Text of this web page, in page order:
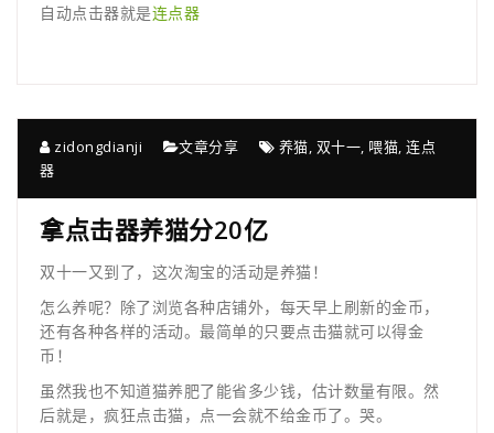
自动点击器就是连点器
zidongdianji 文章分享 养猫, 双十一, 喂猫, 连点
器
拿点击器养猫分20亿
双十一又到了，这次淘宝的活动是养猫！
怎么养呢？除了浏览各种店铺外，每天早上刷新的金币，
还有各种各样的活动。最简单的只要点击猫就可以得金
币！
虽然我也不知道猫养肥了能省多少钱，估计数量有限。然
后就是，疯狂点击猫，点一会就不给金币了。哭。